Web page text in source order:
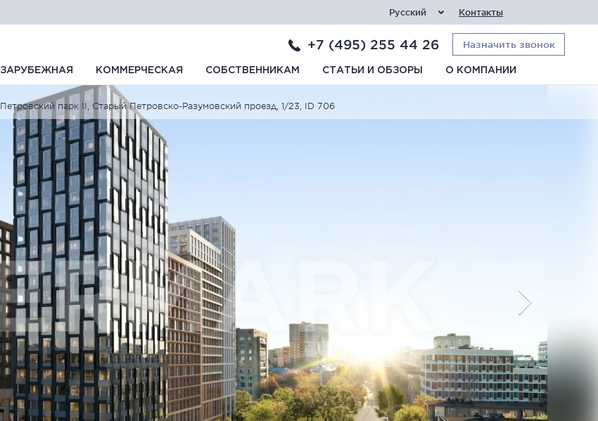
Русский Контакты
+7 (495) 255 44 26 Назначить звонок
ЗАРУБЕЖНАЯ КОММЕРЧЕСКАЯ СОБСТВЕННИКАМ СТАТЬИ И ОБЗОРЫ О КОМПАНИИ
Петровский парк II, Старый Петровско-Разумовский проезд, 1/23, ID 706